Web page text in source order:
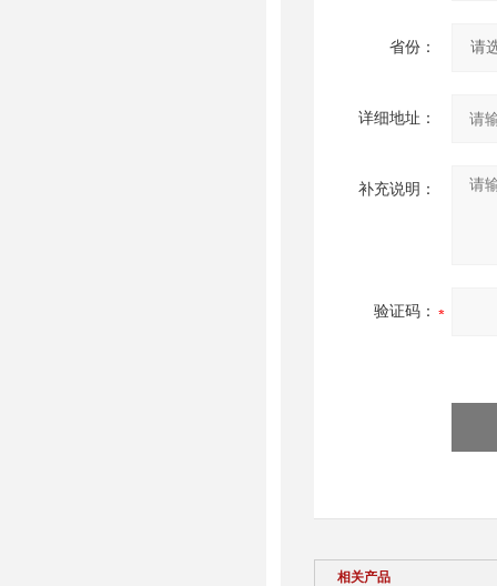
省份：
详细地址：
补充说明：
验证码：
相关产品